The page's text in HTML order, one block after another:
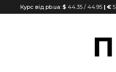
Курс від pb.ua: $ 44.35 / 44.95 | €